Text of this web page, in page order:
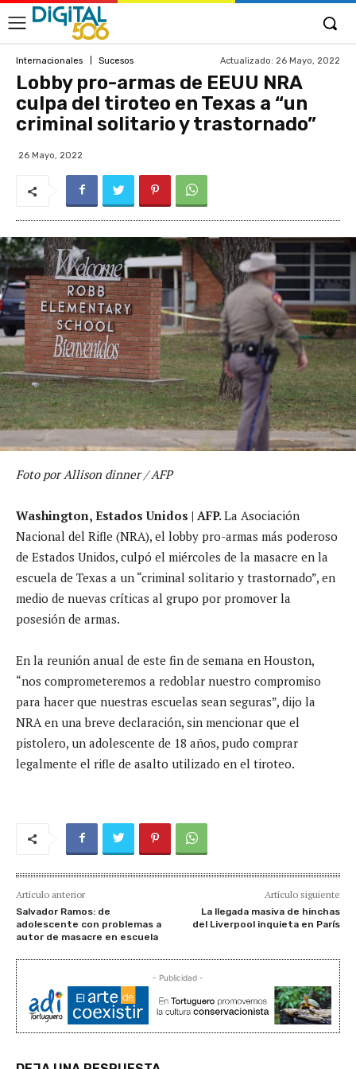
Internacionales Sucesos Actualizado: 26 Mayo, 2022
Lobby pro-armas de EEUU NRA
culpa del tiroteo en Texas a “un
criminal solitario y trastornado”
26 Mayo, 2022
Foto por Allison dinner / AFP
Washington, Estados Unidos | AFP.La Asociación
Nacional del Rifle (NRA), el lobby pro-armas más poderoso
de Estados Unidos, culpó el miércoles de la masacre en la
escuela de Texas a un “criminal solitario y trastornado”, en
medio de nuevas críticas al grupo por promover la
posesión de armas.
En la reunión anual de este fin de semana en Houston,
“nos comprometeremos a redoblar nuestro compromiso
para hacer que nuestras escuelas sean seguras”, dijo la
NRA en una breve declaración, sin mencionar que el
pistolero, un adolescente de 18 años, pudo comprar
legalmente el rifle de asalto utilizado en el tiroteo.
Artículo anterior
Salvador Ramos: de
adolescente con problemas a
autor de masacre en escuela
Artículo siguiente
La llegada masiva de hinchas
del Liverpool inquieta en París
- Publicidad -